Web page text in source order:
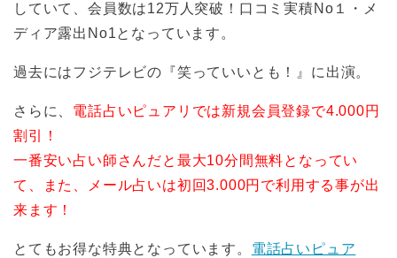
していて、会員数は12万人突破！口コミ実積No１・メ
ディア露出No1となっています。
過去にはフジテレビの『笑っていいとも！』に出演。
さらに、 電話占いピュアリでは新規会員登録で4.000円
割引！
一番安い占い師さんだと最大10分間無料となってい
て、また、
メール占いは初回3.000円 で利用する事が出
来ます！
とてもお得な特典となっています。 電話占いピュア